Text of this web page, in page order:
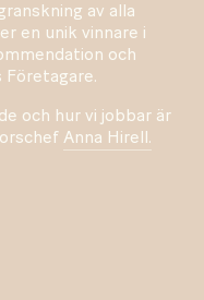
av alla
en unik vinnare i
och
Företagare.
och hur vi jobbar är
Anna Hirell.